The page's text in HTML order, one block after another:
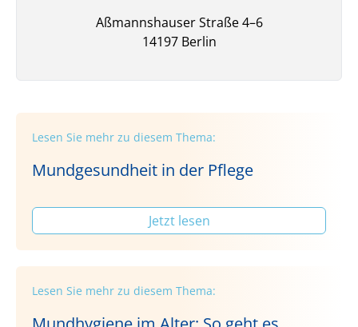
Aßmannshauser Straße 4–6
14197 Berlin
Lesen Sie mehr zu diesem Thema:
Mundgesundheit in der Pflege
Jetzt lesen
Lesen Sie mehr zu diesem Thema: